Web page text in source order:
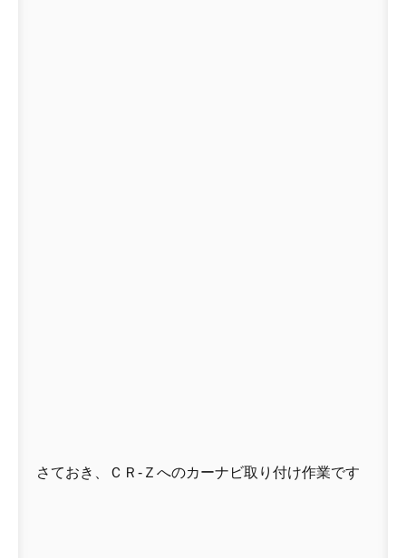
さておき、ＣＲ-Ｚへのカーナビ取り付け作業です